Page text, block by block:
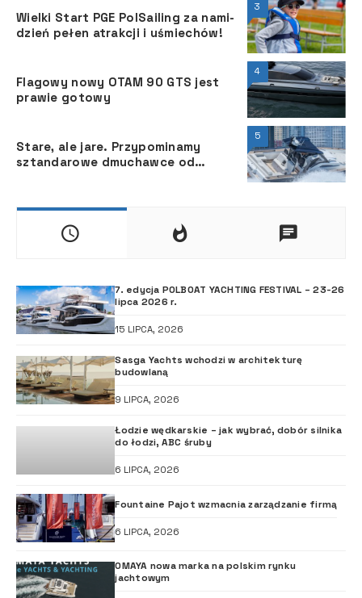
3
Wielki Start PGE PolSailing za nami-
dzień pełen atrakcji i uśmiechów!
4
Flagowy nowy OTAM 90 GTS jest
prawie gotowy
5
Stare, ale jare. Przypominamy
sztandarowe dmuchawce od
7. edycja POLBOAT YACHTING FESTIVAL – 23-26
lipca 2026 r.
15 LIPCA, 2026
Sasga Yachts wchodzi w architekturę
budowlaną
9 LIPCA, 2026
Łodzie wędkarskie – jak wybrać, dobór silnika
do łodzi, ABC śruby
6 LIPCA, 2026
Fountaine Pajot wzmacnia zarządzanie firmą
6 LIPCA, 2026
OMAYA nowa marka na polskim rynku
jachtowym